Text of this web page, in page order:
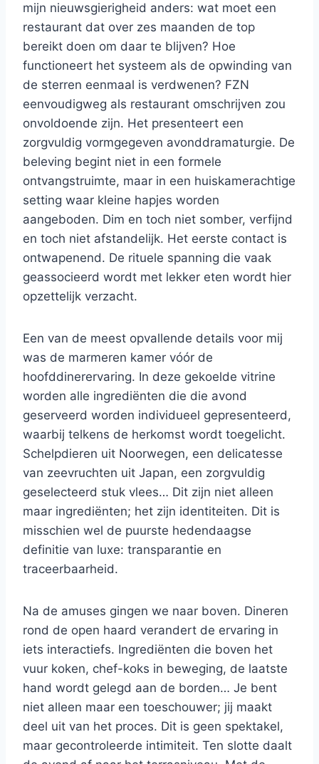
mijn nieuwsgierigheid anders: wat moet een
restaurant dat over zes maanden de top
bereikt doen om daar te blijven? Hoe
functioneert het systeem als de opwinding van
de sterren eenmaal is verdwenen? FZN
eenvoudigweg als restaurant omschrijven zou
onvoldoende zijn. Het presenteert een
zorgvuldig vormgegeven avonddramaturgie. De
beleving begint niet in een formele
ontvangstruimte, maar in een huiskamerachtige
setting waar kleine hapjes worden
aangeboden. Dim en toch niet somber, verfijnd
en toch niet afstandelijk. Het eerste contact is
ontwapenend. De rituele spanning die vaak
geassocieerd wordt met lekker eten wordt hier
opzettelijk verzacht.
Een van de meest opvallende details voor mij
was de marmeren kamer vóór de
hoofddinerervaring. In deze gekoelde vitrine
worden alle ingrediënten die die avond
geserveerd worden individueel gepresenteerd,
waarbij telkens de herkomst wordt toegelicht.
Schelpdieren uit Noorwegen, een delicatesse
van zeevruchten uit Japan, een zorgvuldig
geselecteerd stuk vlees… Dit zijn niet alleen
maar ingrediënten; het zijn identiteiten. Dit is
misschien wel de puurste hedendaagse
definitie van luxe: transparantie en
traceerbaarheid.
Na de amuses gingen we naar boven. Dineren
rond de open haard verandert de ervaring in
iets interactiefs. Ingrediënten die boven het
vuur koken, chef-koks in beweging, de laatste
hand wordt gelegd aan de borden… Je bent
niet alleen maar een toeschouwer; jij maakt
deel uit van het proces. Dit is geen spektakel,
maar gecontroleerde intimiteit. Ten slotte daalt